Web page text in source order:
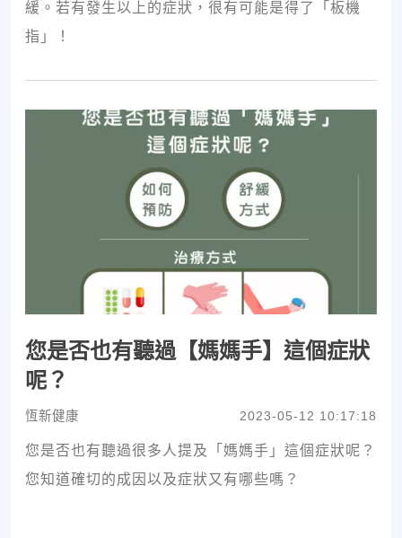
緩。若有發生以上的症狀，很有可能是得了「板機
指」！
您是否也有聽過【媽媽手】這個症狀
呢？
恆新健康 2023-05-12 10:17:18
您是否也有聽過很多人提及「媽媽手」這個症狀呢？
您知道確切的成因以及症狀又有哪些嗎？